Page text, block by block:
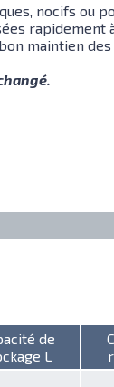
nocifs ou
rapidement
maintien
de
L